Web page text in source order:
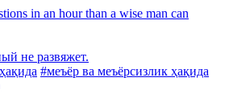
in an hour than a wise man can
не развяжет.
#меъёр ва меъёрсизлик ҳақида